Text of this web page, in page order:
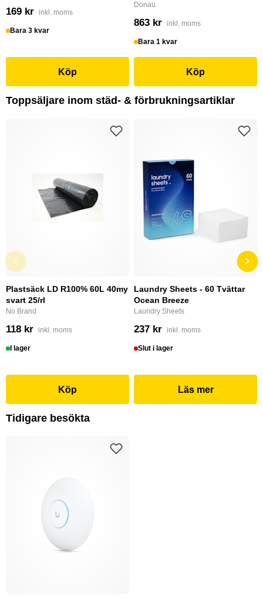
169 kr inkl. moms
Bara 3 kvar
Köp
Donau
863 kr inkl. moms
Bara 1 kvar
Köp
Toppsäljare inom städ- & förbrukningsartiklar
Plastsäck LD R100% 60L 40my
svart 25/rl
No Brand
118 kr inkl. moms
I lager
Köp
Laundry Sheets - 60 Tvättar
Ocean Breeze
Laundry Sheets
237 kr inkl. moms
Slut i lager
Läs mer
Tidigare besökta